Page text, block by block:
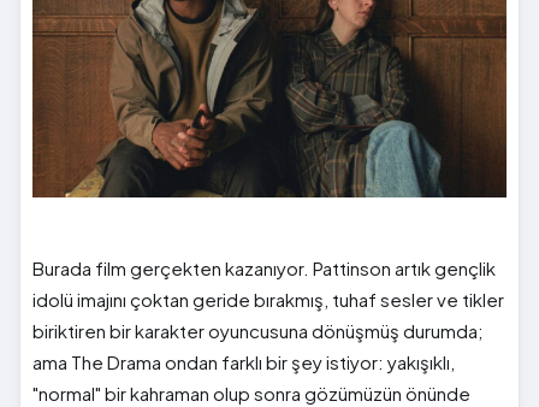
Burada film gerçekten kazanıyor. Pattinson artık gençlik
idolü imajını çoktan geride bırakmış, tuhaf sesler ve tikler
biriktiren bir karakter oyuncusuna dönüşmüş durumda;
ama The Drama ondan farklı bir şey istiyor: yakışıklı,
"normal" bir kahraman olup sonra gözümüzün önünde